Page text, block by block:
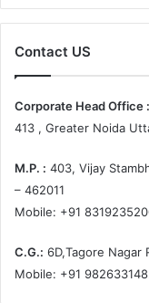
Contact US
Corporate Head Office :
413 , Greater Noida
M.P. : 403, Vijay
– 462011
Mobile: +91
C.G.: 6D,Tagore Nagar
Mobile: +91